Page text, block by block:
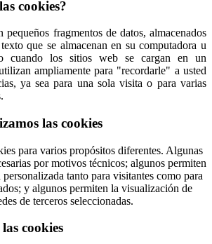
cookies?
pequeños fragmentos de datos, almacenados
que se almacenan en su computadora u
cuando los sitios web se cargan en un
ampliamente para "recordarle" a usted
ya sea para una sola visita o para varias
las cookies
para varios propósitos diferentes. Algunas
por motivos técnicos; algunos permiten
tanto para visitantes como para
y algunos permiten la visualización de
de terceros seleccionadas.
cookies